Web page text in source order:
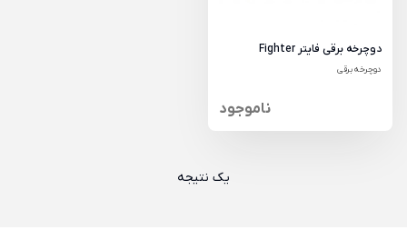
دوچرخه برقی فایتر Fighter
دوچرخه برقی
ناموجود
یک نتیجه